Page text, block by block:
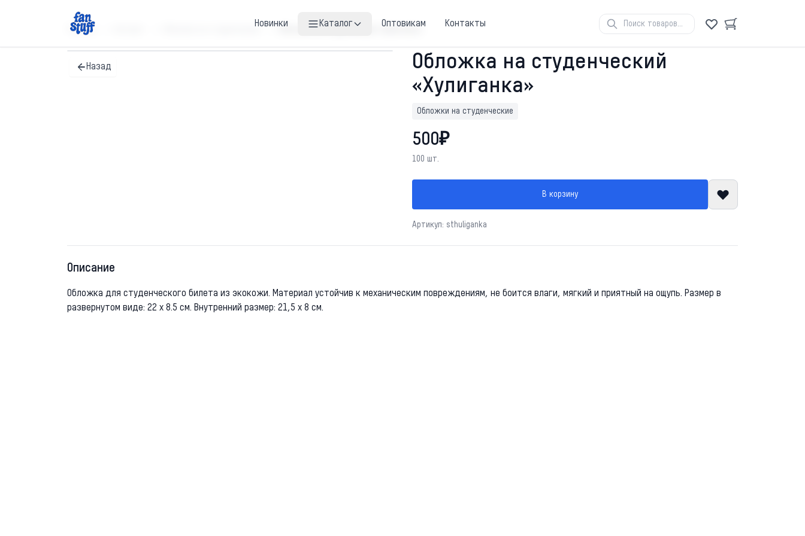
Новинки Каталог Оптовикам Контакты
Главная Обложка на студенческий «Хулиганка»
Назад
Обложка на студенческий
«Хулиганка»
Обложки на студенческие
500₽
100 шт.
В корзину
Артикул: sthuliganka
Описание
Обложка для студенческого билета из экокожи. Материал устойчив к механическим повреждениям, не боится влаги, мягкий и приятный на ощупь. Размер в
развернутом виде: 22 х 8.5 см. Внутренний размер: 21,5 х 8 см.